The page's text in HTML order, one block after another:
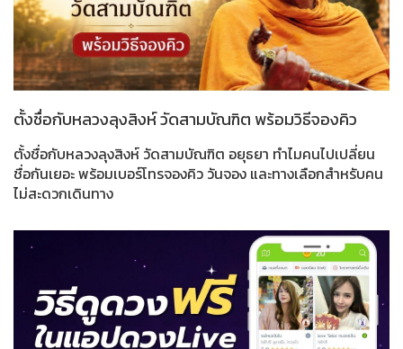
ตั้งชื่อกับหลวงลุงสิงห์ วัดสามบัณฑิต พร้อมวิธีจองคิว
ตั้งชื่อกับหลวงลุงสิงห์ วัดสามบัณฑิต อยุธยา ทำไมคนไปเปลี่ยน
ชื่อกันเยอะ พร้อมเบอร์โทรจองคิว วันจอง และทางเลือกสำหรับคน
ไม่สะดวกเดินทาง